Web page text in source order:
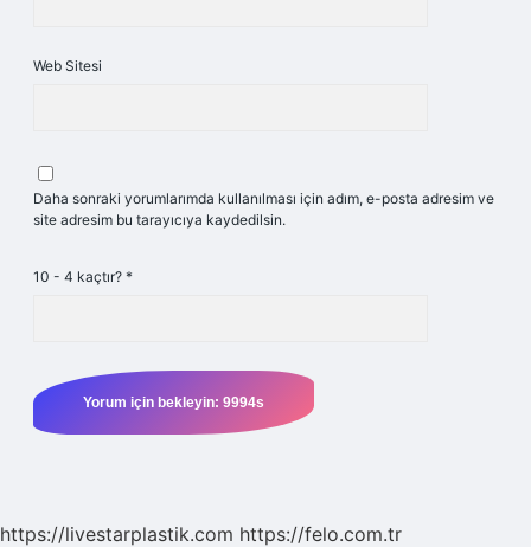
Web Sitesi
Daha sonraki yorumlarımda kullanılması için adım, e-posta adresim ve
site adresim bu tarayıcıya kaydedilsin.
10 - 4 kaçtır? *
https://livestarplastik.com https://felo.com.tr